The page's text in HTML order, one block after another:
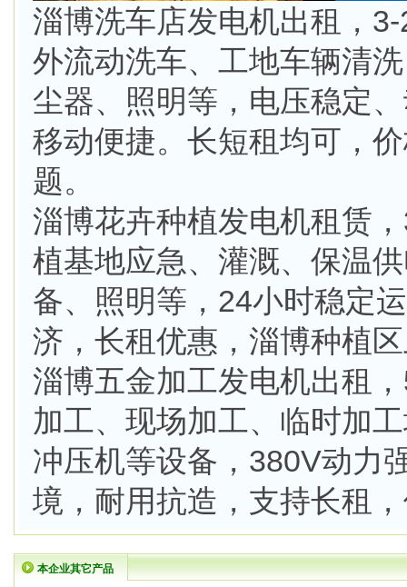
淄博洗车店发电机出租，
外流动洗车、工地车辆清
尘器、照明等，电压稳定
移动便捷。长短租均可，
题。
淄博花卉种植发电机租赁
植基地应急、灌溉、保温
备、照明等，24小时稳定
济，长租优惠，淄博种植
淄博五金加工发电机出租
加工、现场加工、临时加
冲压机等设备，380V动力
境，耐用抗造，支持长租
本企业其它产品